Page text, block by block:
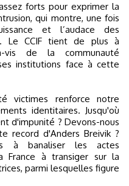
forts pour exprimer la
qui montre, une fois
et l’audace des
Le CCIF tient de plus à
vis de la communauté
institutions face à cette
victimes renforce notre
identitaires. Jusqu'où
d'impunité ? Devons-nous
record d'Anders Breivik ?
à banaliser les actes
France à transiger sur la
parmi lesquelles figure